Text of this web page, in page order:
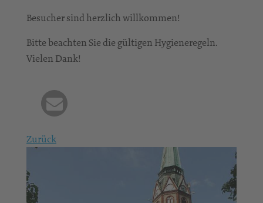
Besucher sind herzlich willkommen!
Bitte beachten Sie die gültigen Hygieneregeln.
Vielen Dank!
Zurück